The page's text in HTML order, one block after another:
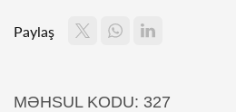
Paylaş
MƏHSUL KODU: 327